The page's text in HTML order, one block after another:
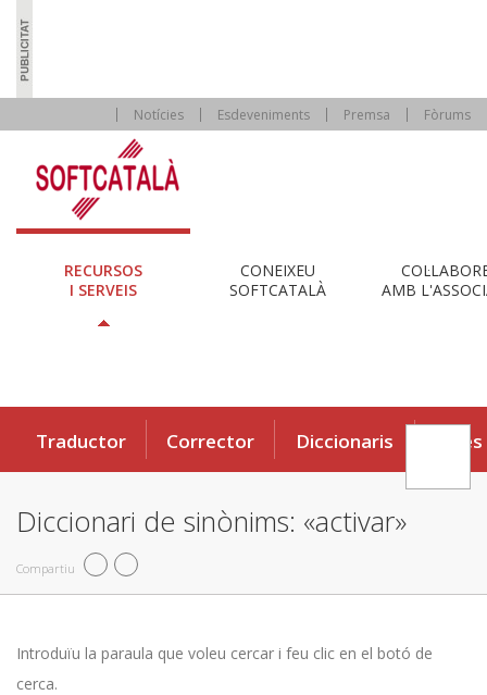
Notícies Esdeveniments Premsa Fòrums
RECURSOS
I SERVEIS
CONEIXEU
SOFTCATALÀ
AMB
Traductor Corrector Diccionaris Eines
Diccionari de sinònims: «activar»
Compartiu
Introduïu la paraula que voleu cercar i feu clic en el botó de
cerca.